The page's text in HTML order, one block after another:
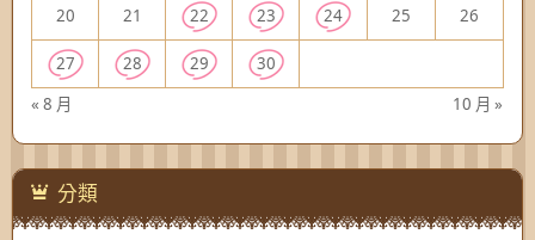
« 8 月 10 月 »
20 21 22 23 24 25 26
27 28 29 30
分類